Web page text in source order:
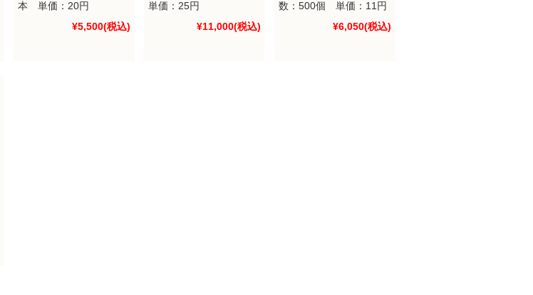
本 単価：20円
¥5,500(税込)
単価：25円
¥11,000(税込)
数：500個 単価：11円
¥6,050(税込)